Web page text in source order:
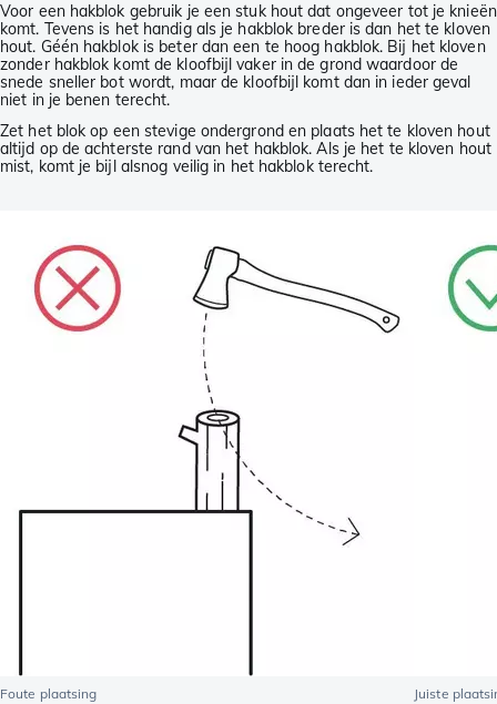
Voor een hakblok gebruik je een stuk hout dat ongeveer tot je knieën
komt. Tevens is het handig als je hakblok breder is dan het te kloven
hout. Géén hakblok is beter dan een te hoog hakblok. Bij het kloven
zonder hakblok komt de kloofbijl vaker in de grond waardoor de
snede sneller bot wordt, maar de kloofbijl komt dan in ieder geval
niet in je benen terecht.
Zet het blok op een stevige ondergrond en plaats het te kloven hout
altijd op de achterste rand van het hakblok. Als je het te kloven hout
mist, komt je bijl alsnog veilig in het hakblok terecht.
Foute plaatsing Juiste